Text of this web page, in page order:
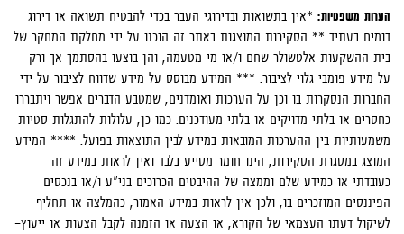
הערות משפטיות: *אין בתשואות ובדירוגי העבר בכדי להבטיח תשואה או דירוג
דומים בעתיד ** הסקירות המוצגות באתר זה הוכנו על ידי מחלקת המחקר של
בית ההשקעות אלטשולר שחם ו/או מי מטעמה, והן בוצעו בהסתמך אך ורק
על מידע פומבי גלוי לציבור. *** המידע מבוסס על מידע שדווח לציבור על ידי
החברות הנסקרות בו וכן על הערכות ואומדנים, שמטבע הדברים אפשר ויתבררו
כחסרים או בלתי מדויקים או בלתי מעודכנים. כמו כן, עלולות להתגלות סטיות
משמעותיות בין ההערכות המובאות במידע לבין התוצאות בפועל. **** המידע
המוצג במסגרת הסקירות, הינו חומר מסייע בלבד ואין לראות במידע זה
כעובדתי או כמידע שלם וממצה של ההיבטים הכרוכים בני"ע ו/או בנכסים
הפיננסים המוזכרים בו, ולכן אין לראות במידע האמור, כהמלצה או תחליף
לשיקול דעתו העצמאי של הקורא, או הצעה או הזמנה לקבל הצעות או ייעוץ-